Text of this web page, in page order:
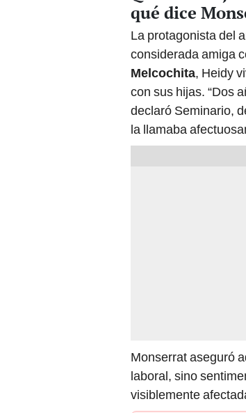
qué dice
La protagonista del
considerada amiga
Melcochita, Heidy
con sus hijas. “Dos
declaró Seminario,
la llamaba
Monserrat aseguró
laboral, sino
visiblemente